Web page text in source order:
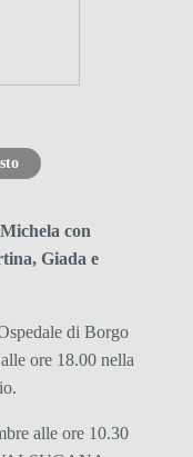
con
Giada e
di Borgo
ore 18.00 nella
alle ore 10.30